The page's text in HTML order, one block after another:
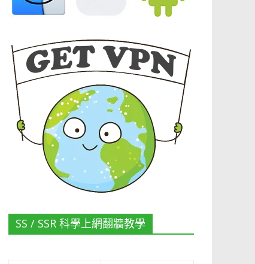
SS / SSR 科學上網翻牆教學